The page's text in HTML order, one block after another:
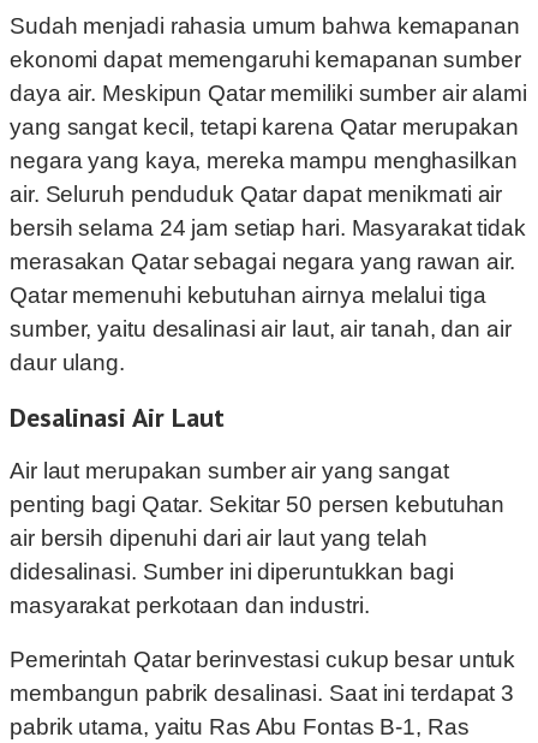
Sudah menjadi rahasia umum bahwa kemapanan
ekonomi dapat memengaruhi kemapanan sumber
daya air. Meskipun Qatar memiliki sumber air alami
yang sangat kecil, tetapi karena Qatar merupakan
negara yang kaya, mereka mampu menghasilkan
air. Seluruh penduduk Qatar dapat menikmati air
bersih selama 24 jam setiap hari. Masyarakat tidak
merasakan Qatar sebagai negara yang rawan air.
Qatar memenuhi kebutuhan airnya melalui tiga
sumber, yaitu desalinasi air laut, air tanah, dan air
daur ulang.
Desalinasi Air Laut
Air laut merupakan sumber air yang sangat
penting bagi Qatar. Sekitar 50 persen kebutuhan
air bersih dipenuhi dari air laut yang telah
didesalinasi. Sumber ini diperuntukkan bagi
masyarakat perkotaan dan industri.
Pemerintah Qatar berinvestasi cukup besar untuk
membangun pabrik desalinasi. Saat ini terdapat 3
pabrik utama, yaitu Ras Abu Fontas B-1, Ras